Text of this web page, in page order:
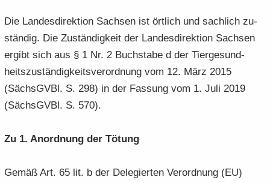
Die Lan­des­di­rek­ti­on Sach­sen ist ört­lich und sach­lich zu­
stän­dig. Die Zu­stän­dig­keit der Lan­des­di­rek­ti­on Sach­sen
er­gibt sich aus § 1 Nr. 2 Buch­sta­be d der Tier­ge­sund­
heits­zu­stän­dig­keits­ver­ord­nung vom 12. März 2015
(Sächs­GVBl. S. 298) in der Fas­sung vom 1. Juli 2019
(Sächs­GVBl. S. 570).
Zu 1. An­ord­nung der Tö­tung
Gemäß Art. 65 lit. b der De­le­gier­ten Ver­ord­nung (EU)